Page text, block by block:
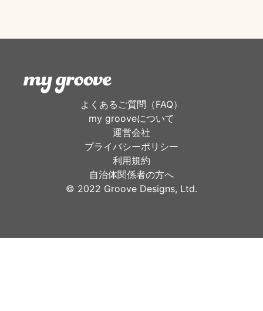
よくあるご質問（FAQ）
my grooveについて
運営会社
プライバシーポリシー
利用規約
自治体関係者の方へ
©︎ 2022 Groove Designs, Ltd.